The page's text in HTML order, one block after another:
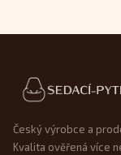
Patička webu
Český výrobce a
Kvalita ověřená více